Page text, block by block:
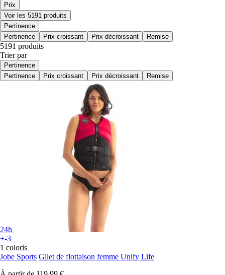
Prix
Voir les 5191 produits
Pertinence
Pertinence
Prix croissant Prix décroissant Remise
5191 produits
Trier par
Pertinence
Pertinence
Prix croissant Prix décroissant Remise
24h
+-3
1 coloris
Jobe Sports Gilet de flottaison femme Unify Life